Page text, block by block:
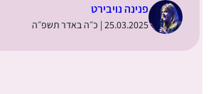
פנינה נויבירט
25.03.2025 | כ״ה באדר תשפ״ה